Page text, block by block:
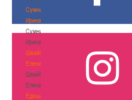
Сумникова
Ирина
Сумникова
Ирина
Швайбович
Елена
Швайбович
Елена
Едешко